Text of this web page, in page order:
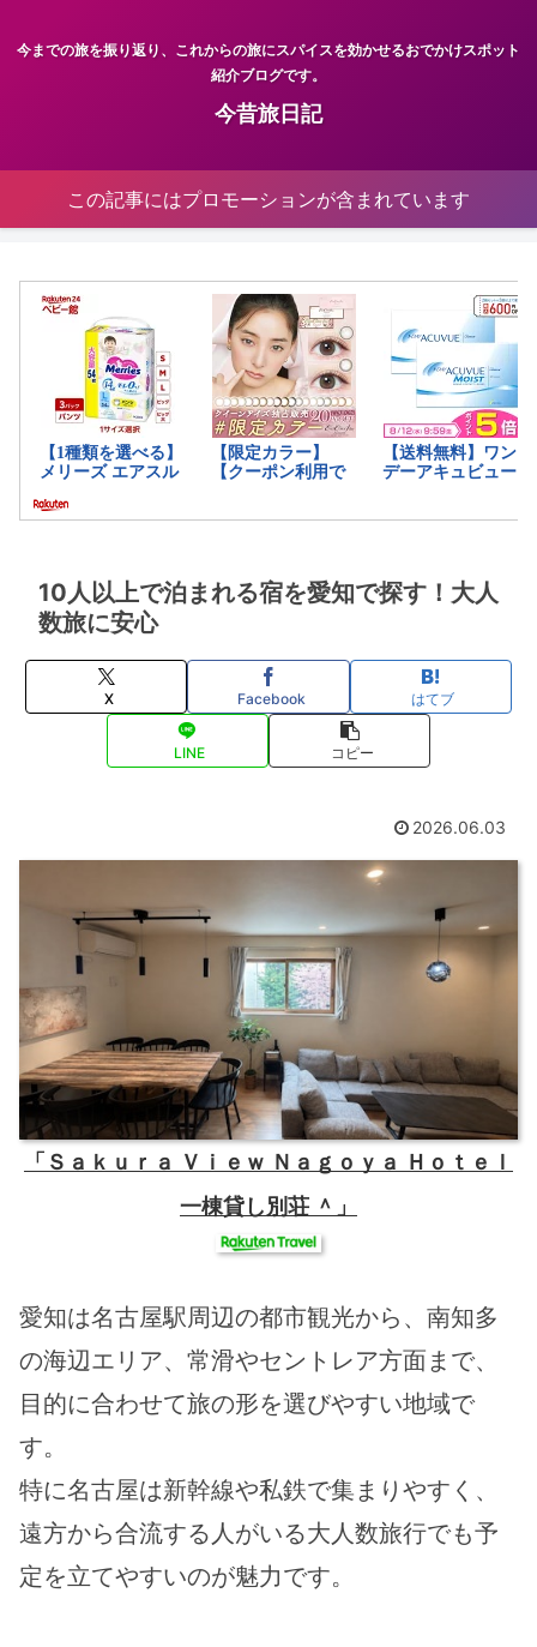
今までの旅を振り返り、これからの旅にスパイスを効かせるおでかけスポット
紹介ブログです。
今昔旅日記
この記事にはプロモーションが含まれています
10人以上で泊まれる宿を愛知で探す！大人
数旅に安心
X Facebook はてブ
LINE コピー
2026.06.03
「Ｓａｋｕｒａ Ｖｉｅｗ Ｎａｇｏｙａ Ｈｏｔｅｌ
一棟貸し別荘 ＾」
愛知は名古屋駅周辺の都市観光から、南知多
の海辺エリア、常滑やセントレア方面まで、
目的に合わせて旅の形を選びやすい地域で
す。
特に名古屋は新幹線や私鉄で集まりやすく、
遠方から合流する人がいる大人数旅行でも予
定を立てやすいのが魅力です。